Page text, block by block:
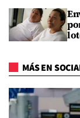
MÁS EN